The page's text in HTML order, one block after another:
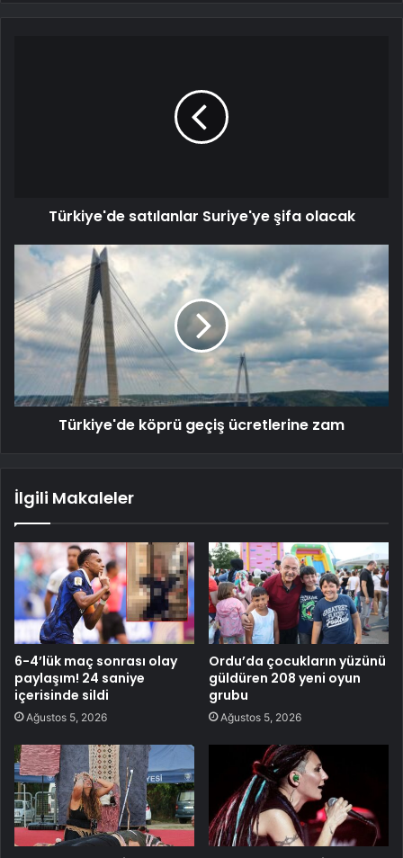
Türkiye'de satılanlar Suriye'ye şifa olacak
Türkiye'de köprü geçiş ücretlerine zam
İlgili Makaleler
6-4’lük maç sonrası olay
paylaşım! 24 saniye
içerisinde sildi
Ağustos 5, 2026
Ordu’da çocukların yüzünü
güldüren 208 yeni oyun
grubu
Ağustos 5, 2026